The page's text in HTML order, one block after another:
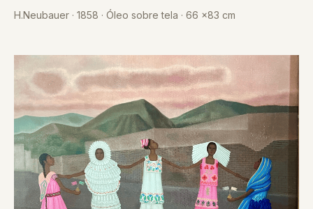
H.Neubauer · 1858 · Óleo sobre tela · 66 x83 cm